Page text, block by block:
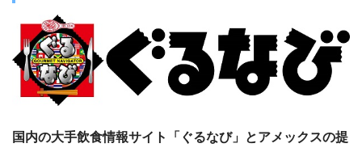
国内の大手飲食情報サイト「ぐるなび」とアメックスの提